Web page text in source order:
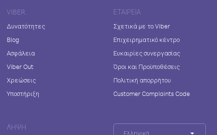
VIBER
Δυνατότητες
Blog
Ασφάλεια
Viber Out
Χρεώσεις
Υποστήριξη
ΕΤΑΙΡΕΊΑ
Σχετικά με το Viber
Επιχειρηματικό κέντρο
Ευκαιρίες συνεργασίας
Όροι και Προϋποθέσεις
Πολιτική απορρήτου
Customer Complaints Code
ΛΉΨΗ
Ελληνικά